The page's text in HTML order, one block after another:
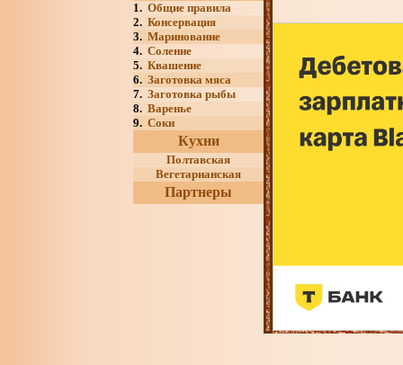
1. Общие правила
2. Консервация
3. Маринование
4. Соление
5. Квашение
6. Заготовка мяса
7. Заготовка рыбы
8. Варенье
9. Соки
Кухни
Полтавская
Вегетарианская
Партнеры